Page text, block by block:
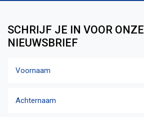
SCHRIJF JE IN VOOR ONZE
NIEUWSBRIEF